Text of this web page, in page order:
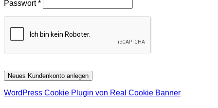
Passwort*Erforderlich
Neues Kundenkonto anlegen
WordPress Cookie Plugin von Real Cookie Banner